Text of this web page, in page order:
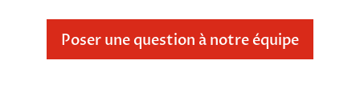
Poser une question à notre équipe